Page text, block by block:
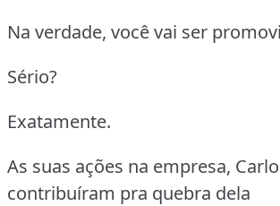
Na verdade, você vai ser
Sério?
Exatamente.
As suas ações na empresa,
contribuíram pra quebra dela